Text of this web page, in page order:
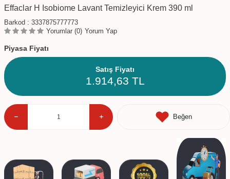
Effaclar H Isobiome Lavant Temizleyici Krem 390 ml
Barkod : 3337875777773
Yorumlar (0) Yorum Yap
Piyasa Fiyatı
Satış Fiyatı
1.914,63 TL
Beğen